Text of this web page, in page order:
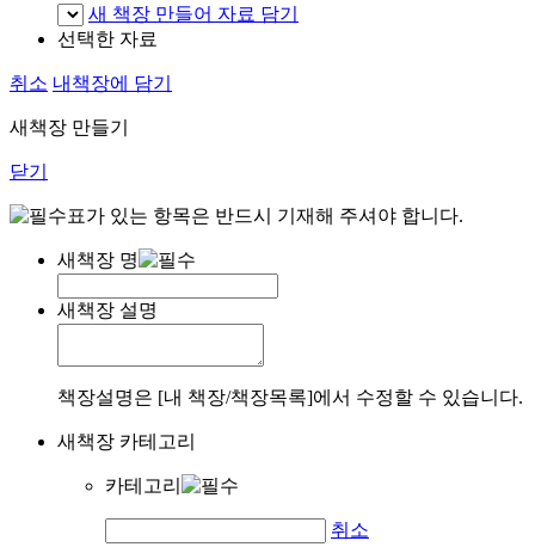
새 책장 만들어 자료 담기
선택한 자료
취소 내책장에 담기
새책장 만들기
닫기
표가 있는 항목은 반드시 기재해 주셔야 합니다.
새책장 명
새책장 설명
책장설명은 [내 책장/책장목록]에서 수정할 수 있습니다.
새책장 카테고리
카테고리
취소